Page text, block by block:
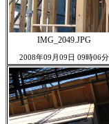
IMG_2049.JPG
2008年09月09日 09時06分